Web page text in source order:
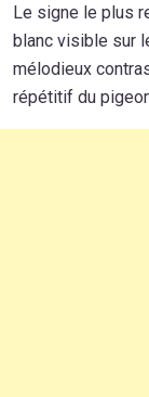
Le signe le plus
blanc visible sur
mélodieux
répétitif du